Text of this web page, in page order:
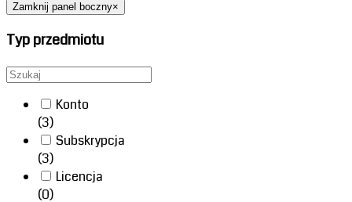
Zamknij panel boczny×
Typ przedmiotu
Konto
(3)
Subskrypcja
(3)
Licencja
(0)